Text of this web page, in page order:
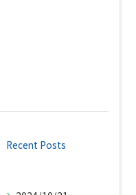
Recent Posts